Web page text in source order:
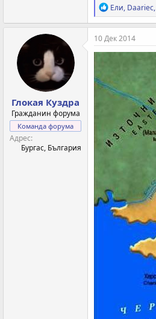
Р
е
а
к
и
Ели, Daariec,
Глокая Куздра
Гражданин форума
Команда форума
Адрес
Бургас, България
10 Дек 2014